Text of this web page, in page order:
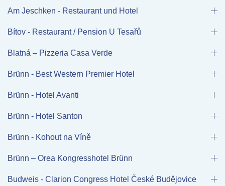
Am Jeschken - Restaurant und Hotel
Bítov - Restaurant / Pension U Tesařů
Blatná – Pizzeria Casa Verde
Brünn - Best Western Premier Hotel
Brünn - Hotel Avanti
Brünn - Hotel Santon
Brünn - Kohout na Víně
Brünn – Orea Kongresshotel Brünn
Budweis - Clarion Congress Hotel České Budějovice